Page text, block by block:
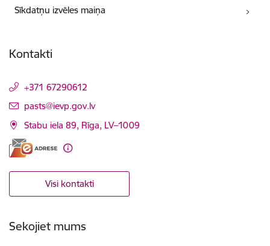
Sīkdatņu izvēles maiņa
Kontakti
+371 67290612
E-pasts:
pasts@ievp.gov.lv
Stabu iela 89, Rīga, LV–1009
Visi kontakti
Sekojiet mums